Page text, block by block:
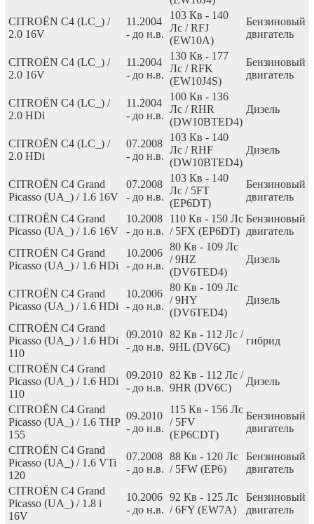
CITROËN C4 (LC_) /
2.0 16V
11.2004
- до н.в.
103 Кв - 140
Лс / RFJ
(EW10A)
Бензиновый
двигатель
CITROËN C4 (LC_) /
2.0 16V
11.2004
- до н.в.
130 Кв - 177
Лс / RFK
(EW10J4S)
Бензиновый
двигатель
CITROËN C4 (LC_) /
2.0 HDi
11.2004
- до н.в.
100 Кв - 136
Лс / RHR
(DW10BTED4)
Дизель
CITROËN C4 (LC_) /
2.0 HDi
07.2008
- до н.в.
103 Кв - 140
Лс / RHF
(DW10BTED4)
Дизель
CITROËN C4 Grand
Picasso (UA_) / 1.6 16V
07.2008
- до н.в.
103 Кв - 140
Лс / 5FT
(EP6DT)
Бензиновый
двигатель
CITROËN C4 Grand
Picasso (UA_) / 1.6 16V
10.2008
- до н.в.
110 Кв - 150 Лс
/ 5FX (EP6DT)
Бензиновый
двигатель
CITROËN C4 Grand
Picasso (UA_) / 1.6 HDi
10.2006
- до н.в.
80 Кв - 109 Лс
/ 9HZ
(DV6TED4)
Дизель
CITROËN C4 Grand
Picasso (UA_) / 1.6 HDi
10.2006
- до н.в.
80 Кв - 109 Лс
/ 9HY
(DV6TED4)
Дизель
CITROËN C4 Grand
Picasso (UA_) / 1.6 HDi
110
09.2010
- до н.в.
82 Кв - 112 Лс /
9HL (DV6C)
гибрид
CITROËN C4 Grand
Picasso (UA_) / 1.6 HDi
110
09.2010
- до н.в.
82 Кв - 112 Лс /
9HR (DV6C)
Дизель
CITROËN C4 Grand
Picasso (UA_) / 1.6 THP
155
09.2010
- до н.в.
115 Кв - 156 Лс
/ 5FV
(EP6CDT)
Бензиновый
двигатель
CITROËN C4 Grand
Picasso (UA_) / 1.6 VTi
120
07.2008
- до н.в.
88 Кв - 120 Лс
/ 5FW (EP6)
Бензиновый
двигатель
CITROËN C4 Grand
Picasso (UA_) / 1.8 i
16V
10.2006
- до н.в.
92 Кв - 125 Лс
/ 6FY (EW7A)
Бензиновый
двигатель